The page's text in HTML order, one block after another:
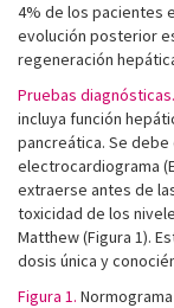
4% de los pacientes
evolución posterior
regeneración
Pruebas diagnósticas.
incluya función
pancreática. Se debe
electrocardiograma
extraerse antes de
toxicidad de los
Matthew (Figura 1).
dosis única y
Figura 1.